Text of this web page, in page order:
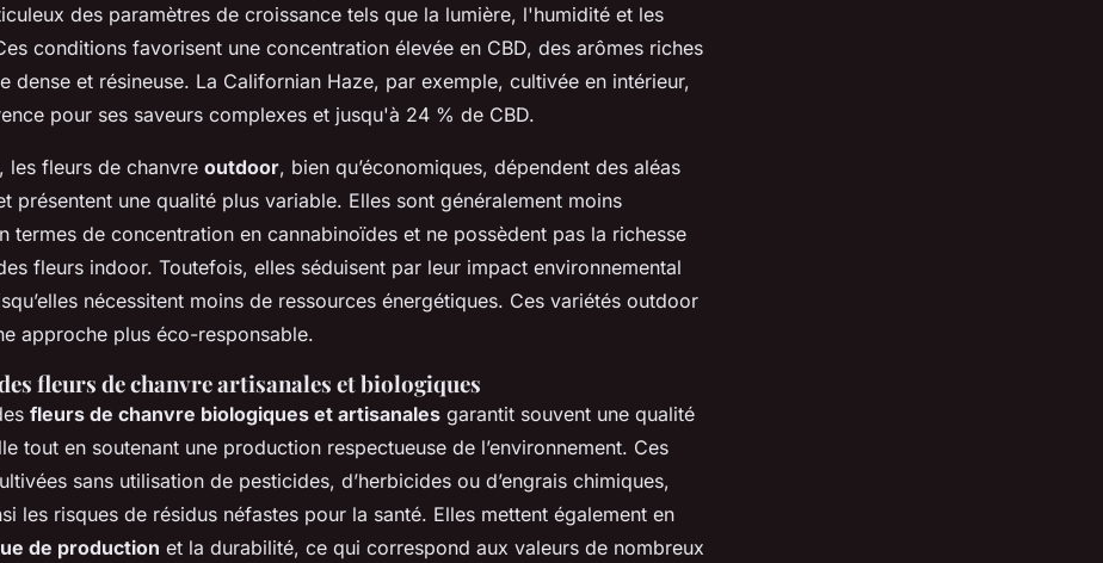
des paramètres de croissance tels que la lumière, l'humidité et les
conditions favorisent une concentration élevée en CBD, des arômes riches
dense et résineuse. La Californian Haze, par exemple, cultivée en intérieur,
pour ses saveurs complexes et jusqu'à 24 % de CBD.
les fleurs de chanvre outdoor, bien qu’économiques, dépendent des aléas
présentent une qualité plus variable. Elles sont généralement moins
termes de concentration en cannabinoïdes et ne possèdent pas la richesse
fleurs indoor. Toutefois, elles séduisent par leur impact environnemental
nécessitent moins de ressources énergétiques. Ces variétés outdoor
approche plus éco-responsable.
fleurs de chanvre artisanales et biologiques
fleurs de chanvre biologiques et artisanales garantit souvent une qualité
tout en soutenant une production respectueuse de l’environnement. Ces
sans utilisation de pesticides, d’herbicides ou d’engrais chimiques,
les risques de résidus néfastes pour la santé. Elles mettent également en
de production et la durabilité, ce qui correspond aux valeurs de nombreux